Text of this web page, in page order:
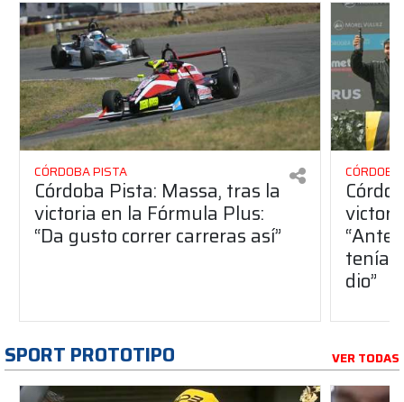
CÓRDOBA PISTA
Córdoba Pista: Massa, tras la
victoria en la Fórmula Plus:
“Da gusto correr carreras así”
dio”
SPORT PROTOTIPO VER TODAS